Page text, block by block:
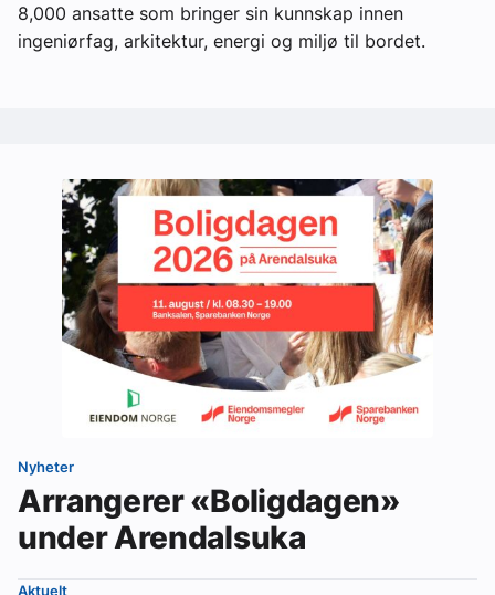
8,000 ansatte som bringer sin kunnskap innen
ingeniørfag, arkitektur, energi og miljø til bordet.
Nyheter
Arrangerer «Boligdagen»
under Arendalsuka
Aktuelt